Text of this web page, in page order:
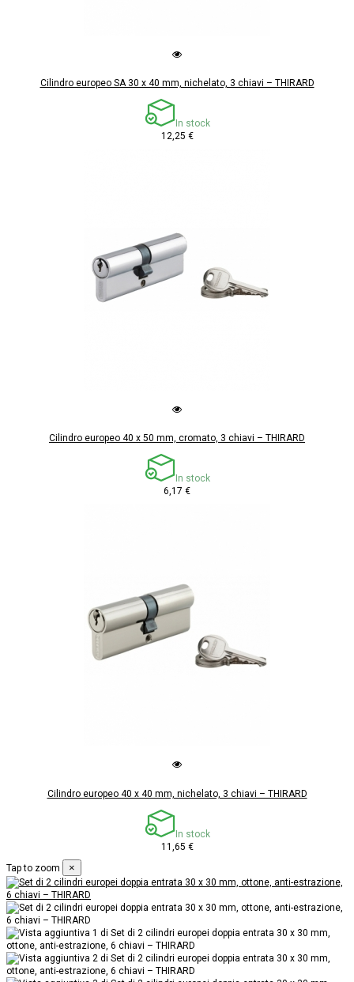
Cilindro europeo SA 30 x 40 mm, nichelato, 3 chiavi – THIRARD
In stock
12,25 €
Cilindro europeo 40 x 50 mm, cromato, 3 chiavi – THIRARD
In stock
6,17 €
Cilindro europeo 40 x 40 mm, nichelato, 3 chiavi – THIRARD
In stock
11,65 €
Tap to zoom
×